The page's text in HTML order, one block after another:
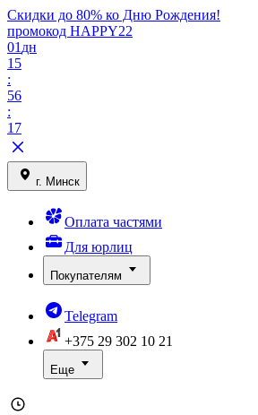
Скидки до 80% ко Дню Рождения!
промокод HAPPY22
01 дн
15
:
56
:
17
г. Минск
Оплата частями
Для юрлиц
Покупателям
Telegram
+375 29 302 10 21
Еще